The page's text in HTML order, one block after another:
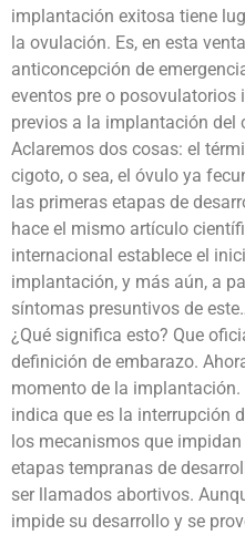
implantación exitosa tiene
la ovulación. Es, en esta
anticoncepción de
eventos pre o posovulatorios
previos a la implantación del
Aclaremos dos cosas: el
cigoto, o sea, el óvulo ya
las primeras etapas de
hace el mismo artículo
internacional establece el
implantación, y más aún, a
síntomas presuntivos de
¿Qué significa esto? Que
definición de embarazo.
momento de la
indica que es la interrupción
los mecanismos que
etapas tempranas de
ser llamados abortivos.
impide su desarrollo y se